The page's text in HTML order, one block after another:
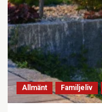
Allmänt Familjeliv